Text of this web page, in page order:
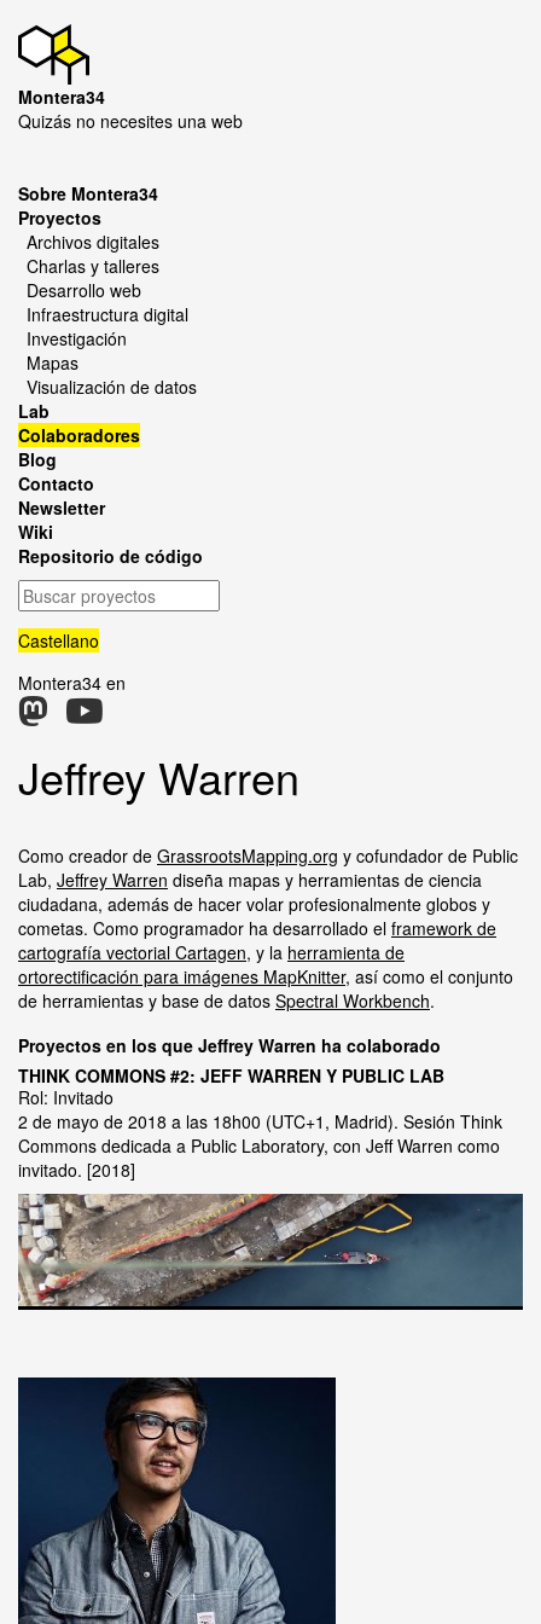
Montera34
Quizás no necesites una web
Sobre Montera34
Proyectos
Archivos digitales
Charlas y talleres
Desarrollo web
Infraestructura digital
Investigación
Mapas
Visualización de datos
Lab
Colaboradores
Blog
Contacto
Newsletter
Wiki
Repositorio de código
Buscar
proyectos
Castellano
Montera34 en
Jeffrey Warren
Como creador de GrassrootsMapping.org y cofundador de Public
Lab, Jeffrey Warren diseña mapas y herramientas de ciencia
ciudadana, además de hacer volar profesionalmente globos y
cometas. Como programador ha desarrollado el framework de
cartografía vectorial Cartagen, y la herramienta de
ortorectificación para imágenes MapKnitter, así como el conjunto
de herramientas y base de datos Spectral Workbench.
Proyectos en los que Jeffrey Warren ha colaborado
THINK COMMONS #2: JEFF WARREN Y PUBLIC LAB
Rol: Invitado
2 de mayo de 2018 a las 18h00 (UTC+1, Madrid). Sesión Think
Commons dedicada a Public Laboratory, con Jeff Warren como
invitado. 2018